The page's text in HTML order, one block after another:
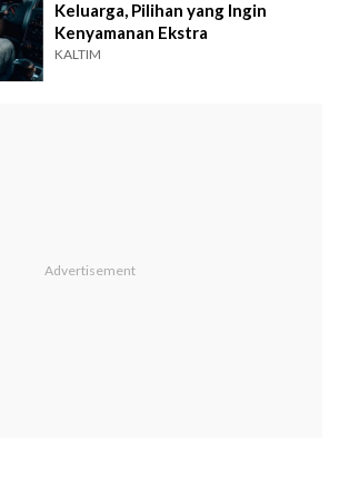
Keluarga, Pilihan yang Ingin
Kenyamanan Ekstra
KALTIM